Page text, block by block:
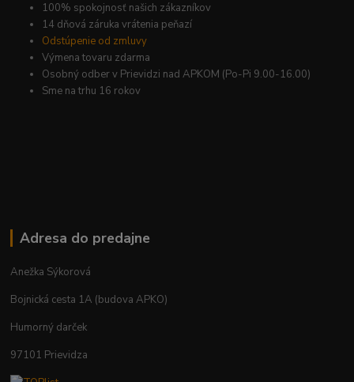
100% spokojnosť našich zákazníkov
14 dňová záruka vrátenia peňazí
Odstúpenie od zmluvy
Výmena tovaru zdarma
Osobný odber v Prievidzi nad APKOM (Po-Pi 9.00-16.00)
Sme na trhu 16 rokov
Adresa do predajne
Anežka Sýkorová
Bojnická cesta 1A (budova APKO)
Humorný darček
97101 Prievidza